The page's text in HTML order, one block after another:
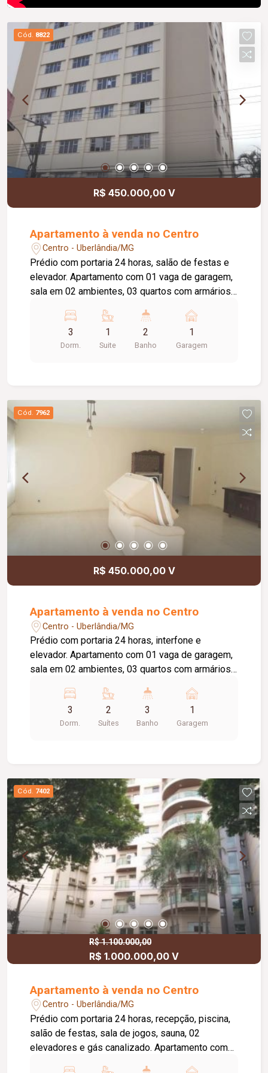
Cód. 8822
R$ 450.000,00 V
Apartamento à venda no Centro
Centro - Uberlândia/MG
Prédio com portaria 24 horas, salão de festas e
elevador. Apartamento com 01 vaga de garagem,
sala em 02 ambientes, 03 quartos com armários
roupeiro, cozinha com armário e área de serviço.
Banheiros com box, piso cerâmica e laminado.
3
Dorm.
1
Suite
2
Banho
1
Garagem
Cód. 7962
R$ 450.000,00 V
Apartamento à venda no Centro
Centro - Uberlândia/MG
Prédio com portaria 24 horas, interfone e
elevador. Apartamento com 01 vaga de garagem,
sala em 02 ambientes, 03 quartos com armários
armários, área de serviço, banheiro de serviço e
despensa. Piso em cerâmica. Banheiros com box.
3
Dorm.
2
Suítes
3
Banho
1
Garagem
Cód. 7402
R$ 1.100.000,00
R$ 1.000.000,00 V
Apartamento à venda no Centro
Centro - Uberlândia/MG
Prédio com portaria 24 horas, recepção, piscina,
salão de festas, sala de jogos, sauna, 02
elevadores e gás canalizado. Apartamento com